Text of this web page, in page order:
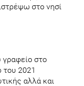
στο νησί
γραφείο στο
του 2021
αλλά και